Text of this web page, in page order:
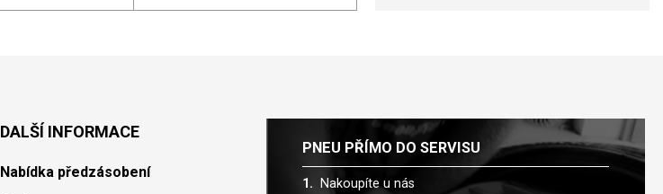
DALŠÍ INFORMACE
Nabídka předzásobení
PNEU PŘÍMO DO SERVISU
Nakoupíte u nás